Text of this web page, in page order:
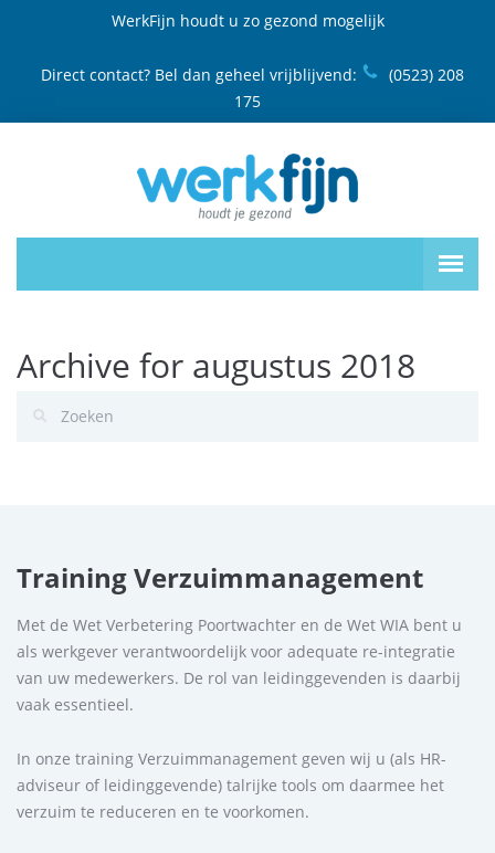
WerkFijn houdt u zo gezond mogelijk
Direct contact? Bel dan geheel vrijblijvend:
(0523) 208
175
Archive for augustus 2018
Training Verzuimmanagement
Met de Wet Verbetering Poortwachter en de Wet WIA bent u
als werkgever verantwoordelijk voor adequate re-integratie
van uw medewerkers. De rol van leidinggevenden is daarbij
vaak essentieel.
In onze training Verzuimmanagement geven wij u (als HR-
adviseur of leidinggevende) talrijke tools om daarmee het
verzuim te reduceren en te voorkomen.